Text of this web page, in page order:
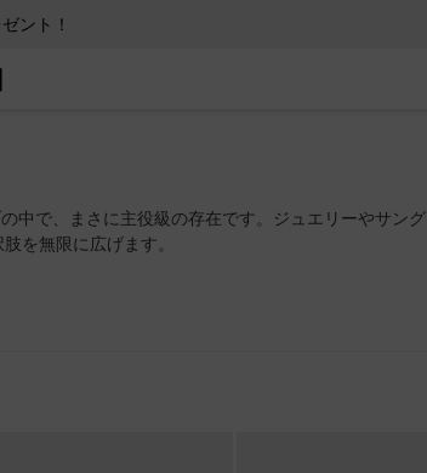
ント！
ゼント！
中で、まさに主役級の存在です。ジュエリーやサング
を無限に広げます。